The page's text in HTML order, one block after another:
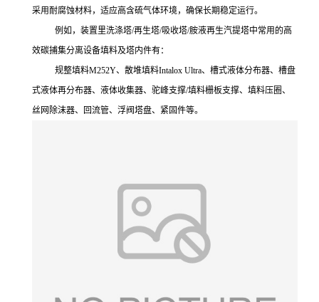
采用耐腐蚀材料，适应高含硫气体环境，确保长期稳定运行。
例如，装置里洗涤塔/再生塔/吸收塔/胺液再生汽提塔中常用的高
效碳捕集分离设备填料及塔内件有：
规整填料M252Y、 散堆填料Intalox Ultra、槽式液体分布器、槽盘
式液体再分布器、液体收集器、 驼峰支撑/填料栅板支撑、填料压圈、
丝网除沫器、回流管、浮阀塔盘、 紧固件等。